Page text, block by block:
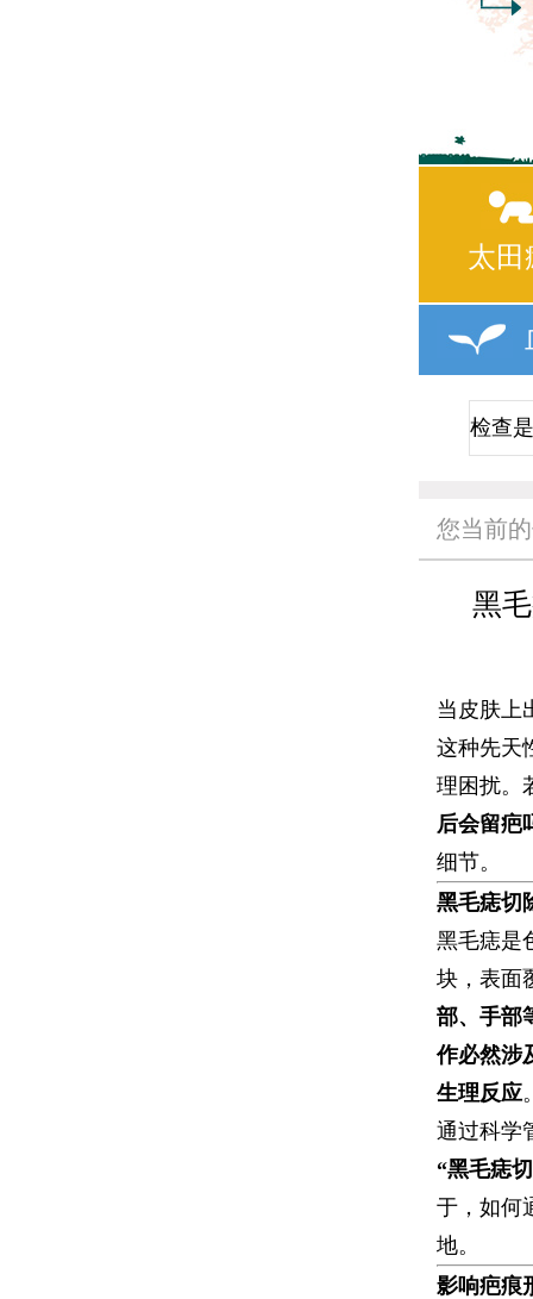
太田
您当前
黑
当皮肤上
这种先天
理困扰。
后会留疤
细节。
黑毛痣切
黑毛痣是
块，表面
部、手部
作必然涉
生理反应​
通过科学
​“黑毛痣
于，如何
地。
影响疤痕